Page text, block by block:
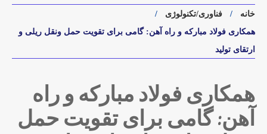
خانه
فناوری/تکنولوژی
همکاری فولاد مبارکه و راه آهن: گامی برای تقویت حمل ونقل ریلی و
ارتقای تولید
همکاری فولاد مبارکه و راه
آهن: گامی برای تقویت حمل